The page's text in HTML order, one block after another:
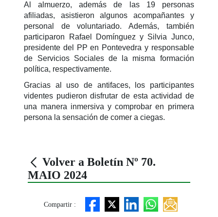
Al almuerzo, además de las 19 personas
afiliadas, asistieron algunos acompañantes y
personal de voluntariado. Además, también
participaron Rafael Domínguez y Silvia Junco,
presidente del PP en Pontevedra y responsable
de Servicios Sociales de la misma formación
política, respectivamente.
Gracias al uso de antifaces, los participantes
videntes pudieron disfrutar de esta actividad de
una manera inmersiva y comprobar en primera
persona la sensación de comer a ciegas.
Volver a Boletín Nº 70.
MAIO 2024
Compartir :